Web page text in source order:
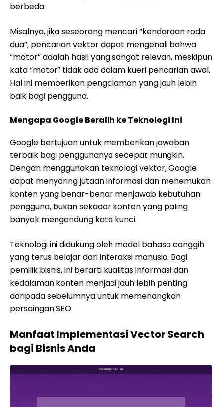
berbeda.
Misalnya, jika seseorang mencari “kendaraan roda
dua”, pencarian vektor dapat mengenali bahwa
“motor” adalah hasil yang sangat relevan, meskipun
kata “motor” tidak ada dalam kueri pencarian awal.
Hal ini memberikan pengalaman yang jauh lebih
baik bagi pengguna.
Mengapa Google Beralih ke Teknologi Ini
Google bertujuan untuk memberikan jawaban
terbaik bagi penggunanya secepat mungkin.
Dengan menggunakan teknologi vektor, Google
dapat menyaring jutaan informasi dan menemukan
konten yang benar-benar menjawab kebutuhan
pengguna, bukan sekadar konten yang paling
banyak mengandung kata kunci.
Teknologi ini didukung oleh model bahasa canggih
yang terus belajar dari interaksi manusia. Bagi
pemilik bisnis, ini berarti kualitas informasi dan
kedalaman konten menjadi jauh lebih penting
daripada sebelumnya untuk memenangkan
persaingan SEO.
Manfaat Implementasi Vector Search
bagi Bisnis Anda